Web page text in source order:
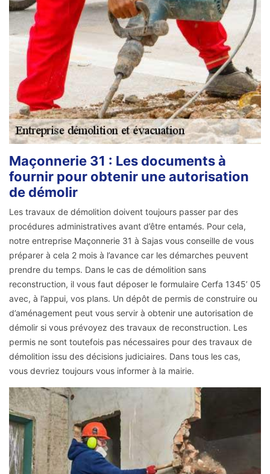
Maçonnerie 31 : Les documents à
fournir pour obtenir une autorisation
de démolir
Les travaux de démolition doivent toujours passer par des
procédures administratives avant d’être entamés. Pour cela,
notre entreprise Maçonnerie 31 à Sajas vous conseille de vous
préparer à cela 2 mois à l’avance car les démarches peuvent
prendre du temps. Dans le cas de démolition sans
reconstruction, il vous faut déposer le formulaire Cerfa 1345’ 05
avec, à l’appui, vos plans. Un dépôt de permis de construire ou
d’aménagement peut vous servir à obtenir une autorisation de
démolir si vous prévoyez des travaux de reconstruction. Les
permis ne sont toutefois pas nécessaires pour des travaux de
démolition issu des décisions judiciaires. Dans tous les cas,
vous devriez toujours vous informer à la mairie.